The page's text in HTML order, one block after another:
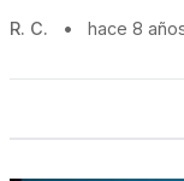
R. C. • hace 8